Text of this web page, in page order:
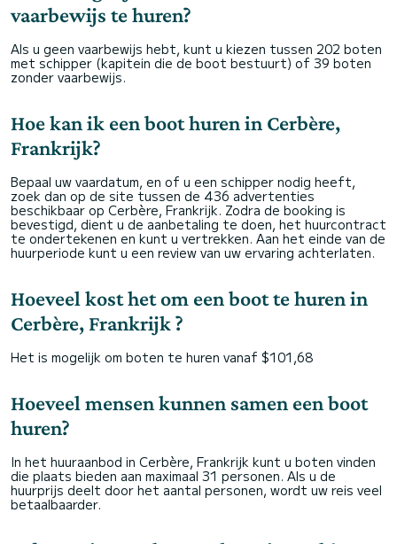
vaarbewijs te huren?
Als u geen vaarbewijs hebt, kunt u kiezen tussen 202 boten
met schipper (kapitein die de boot bestuurt) of 39 boten
zonder vaarbewijs.
Hoe kan ik een boot huren in Cerbère,
Frankrijk?
Bepaal uw vaardatum, en of u een schipper nodig heeft,
zoek dan op de site tussen de 436 advertenties
beschikbaar op Cerbère, Frankrijk. Zodra de booking is
bevestigd, dient u de aanbetaling te doen, het huurcontract
te ondertekenen en kunt u vertrekken. Aan het einde van de
huurperiode kunt u een review van uw ervaring achterlaten.
Hoeveel kost het om een boot te huren in
Cerbère, Frankrijk ?
Het is mogelijk om boten te huren vanaf $101,68
Hoeveel mensen kunnen samen een boot
huren?
In het huuraanbod in Cerbère, Frankrijk kunt u boten vinden
die plaats bieden aan maximaal 31 personen. Als u de
huurprijs deelt door het aantal personen, wordt uw reis veel
betaalbaarder.